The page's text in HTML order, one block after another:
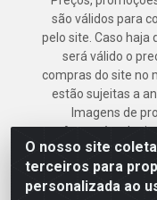
O nosso site
terceiros para
personalizada ao
são válidos para
pelo site. Caso haja
será válido o
compras do site no
estão sujeitas a
Imagens de
Armazém
Geral LTDA -
Recife/